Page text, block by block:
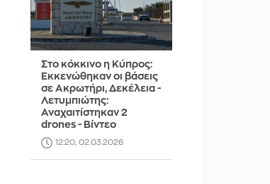
Στο κόκκινο η Κύπρος:
Εκκενώθηκαν οι βάσεις
σε Ακρωτήρι, Δεκέλεια -
Λετυμπιώτης:
Αναχαιτίστηκαν 2
drones - Βίντεο
12:20, 02.03.2026